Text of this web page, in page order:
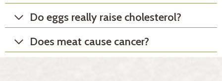
Do eggs really raise cholesterol?
Does meat cause cancer?